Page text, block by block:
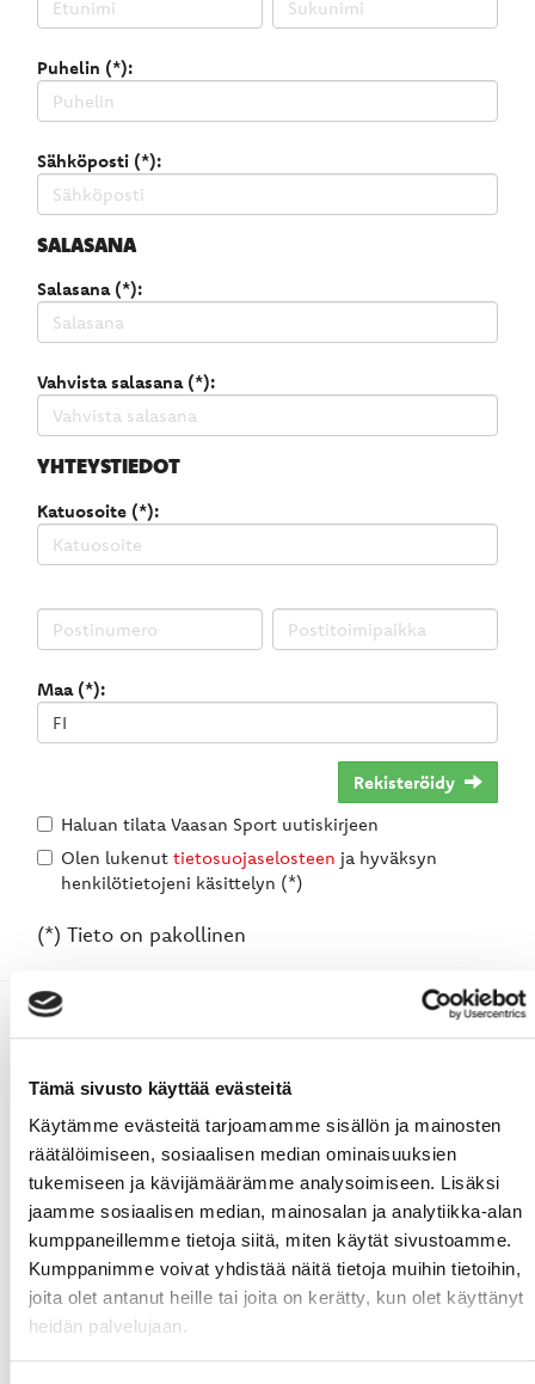
Tämä sivusto käyttää evästeitä
Käytämme evästeitä tarjoamamme sisällön ja mainosten
räätälöimiseen, sosiaalisen median ominaisuuksien
tukemiseen ja kävijämäärämme analysoimiseen. Lisäksi
jaamme sosiaalisen median, mainosalan ja analytiikka-alan
kumppaneillemme tietoja siitä, miten käytät sivustoamme.
Kumppanimme voivat yhdistää näitä tietoja muihin tietoihin,
joita olet antanut heille tai joita on kerätty, kun olet käyttänyt
heidän palvelujaan.
Puhelin (*):
Sähköposti (*):
SALASANA
Salasana (*):
Vahvista salasana (*):
YHTEYSTIEDOT
Katuosoite (*):
Maa (*):
Rekisteröidy
Haluan tilata Vaasan Sport uutiskirjeen
Olen lukenut tietosuojaselosteen ja hyväksyn
henkilötietojeni käsittelyn (*)
(*) Tieto on pakollinen